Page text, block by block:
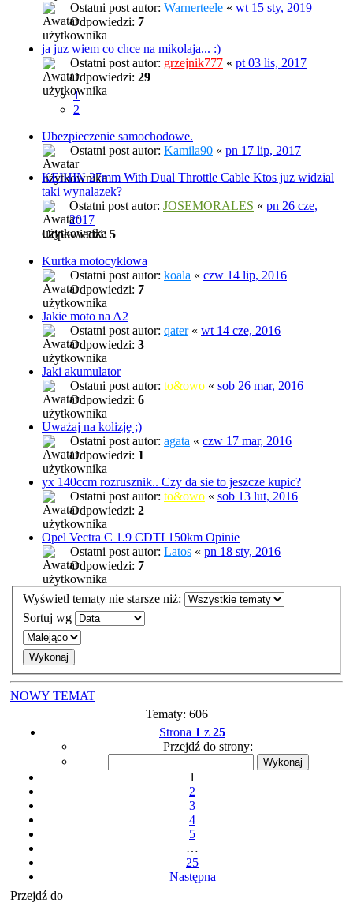
Ostatni post autor: Warnerteele « wt 15 sty, 2019
Odpowiedzi: 7
ja juz wiem co chce na mikolaja... :)
Ostatni post autor: grzejnik777 « pt 03 lis, 2017
Odpowiedzi: 29
1
2
Ubezpieczenie samochodowe.
Ostatni post autor: Kamila90 « pn 17 lip, 2017
KEIHIN 27mm With Dual Throttle Cable Ktos juz widzial
taki wynalazek?
Ostatni post autor: JOSEMORALES « pn 26 cze,
2017
Odpowiedzi:5
Kurtka motocyklowa
Ostatni post autor: koala « czw 14 lip, 2016
Odpowiedzi: 7
Jakie moto na A2
Ostatni post autor: qater« wt 14 cze, 2016
Odpowiedzi: 3
Jaki akumulator
Ostatni post autor: to&owo « sob 26 mar, 2016
Odpowiedzi: 6
Uważaj na kolizję ;)
Ostatni post autor: agata « czw 17 mar, 2016
Odpowiedzi: 1
yx 140ccm rozrusznik.. Czy da sie to jeszcze kupic?
Ostatni post autor: to&owo « sob 13 lut, 2016
Odpowiedzi: 2
Opel Vectra C 1.9 CDTI 150km Opinie
Ostatni post autor: Latos « pn 18 sty, 2016
Odpowiedzi: 7
Wyświetl tematy nie starsze niż:
Sortuj wg
NOWY TEMAT
Tematy: 606
Strona 1 z 25
Przejdź do strony:
1
2
3
4
5
…
25
Następna
Przejdź do